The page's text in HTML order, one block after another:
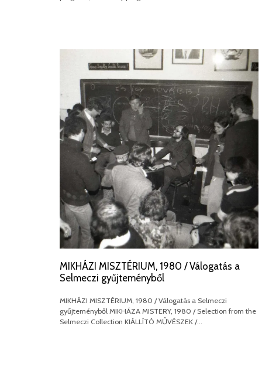
MIKHÁZI MISZTÉRIUM, 1980 / Válogatás a
Selmeczi gyűjteményből
MIKHÁZI MISZTÉRIUM, 1980 / Válogatás a Selmeczi
gyűjteményből MIKHÁZA MISTERY, 1980 / Selection from the
Selmeczi Collection KIÁLLÍTÓ MŰVÉSZEK /…